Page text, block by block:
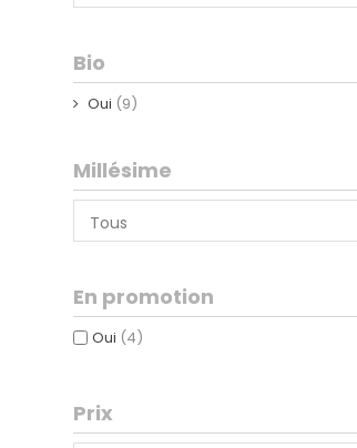
Bio
Oui (9)
Millésime
En promotion
Oui (4)
Prix